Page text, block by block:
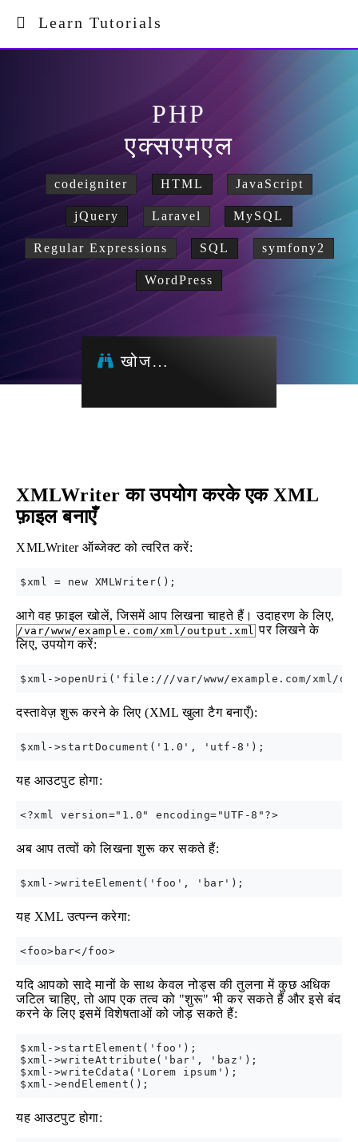
Learn Tutorials
PHP
एक्सएमएल
codeigniter HTML JavaScript
jQuery Laravel MySQL
Regular Expressions SQL symfony2
WordPress
खोज…
XMLWriter का उपयोग करके एक XML
फ़ाइल बनाएँ
XMLWriter ऑब्जेक्ट को त्वरित करें:
आगे वह फ़ाइल खोलें, जिसमें आप लिखना चाहते हैं। उदाहरण के लिए,
/var/www/example.com/xml/output.xml पर लिखने के
लिए, उपयोग करें:
दस्तावेज़ शुरू करने के लिए (XML खुला टैग बनाएँ):
यह आउटपुट होगा:
अब आप तत्वों को लिखना शुरू कर सकते हैं:
यह XML उत्पन्न करेगा:
यदि आपको सादे मानों के साथ केवल नोड्स की तुलना में कुछ अधिक
जटिल चाहिए, तो आप एक तत्व को "शुरू" भी कर सकते हैं और इसे बंद
करने के लिए इसमें विशेषताओं को जोड़ सकते हैं:
$xml->startElement('foo');
$xml->writeAttribute('bar', 'baz');
$xml->writeCdata('Lorem ipsum');
यह आउटपुट होगा: